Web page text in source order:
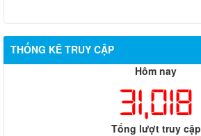
THỐNG KÊ TRUY CẬP
Hôm nay
31,018
Tổng lượt truy cập